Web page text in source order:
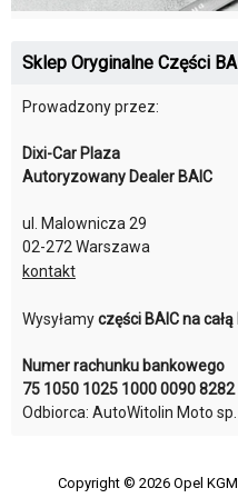
Sklep Oryginalne Części
Prowadzony przez:
Dixi-Car Plaza
Autoryzowany Dealer BAIC
ul. Malownicza 29
02-272 Warszawa
kontakt
Wysyłamyczęści BAIC na całą
Numer rachunku bankowego
75 1050 1025 1000 0090
Odbiorca: AutoWitolin Moto sp.
Copyright © 2026 Opel